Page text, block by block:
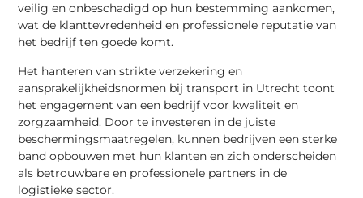
veilig en onbeschadigd op hun bestemming aankomen,
wat de klanttevredenheid en professionele reputatie van
het bedrijf ten goede komt.
Het hanteren van strikte verzekering en
aansprakelijkheidsnormen bij transport in Utrecht toont
het engagement van een bedrijf voor kwaliteit en
zorgzaamheid. Door te investeren in de juiste
beschermingsmaatregelen, kunnen bedrijven een sterke
band opbouwen met hun klanten en zich onderscheiden
als betrouwbare en professionele partners in de
logistieke sector.